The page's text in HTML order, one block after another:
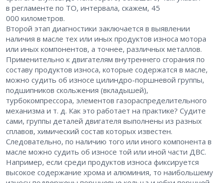
в регламенте по ТО, интервала, скажем, 45
000 километров.
Второй этап диагностики заключается в выявлении
наличия в масле тех или иных продуктов износа мотора
или иных компонентов, а точнее, различных металлов.
Применительно к двигателям внутреннего сгорания по
составу продуктов износа, которые содержатся в масле,
можно судить об износе цилиндро-поршневой группы,
подшипников скольжения (вкладышей),
турбокомпрессора, элементов газораспределительного
механизма и т. д. Как это работает на практике? Судите
сами, группы деталей двигателя выполнены из разных
сплавов, химический состав которых известен.
Следовательно, по наличию того или иного компонента в
масле можно судить об износе той или иной части ДВС.
Например, если среди продуктов износа фиксируется
высокое содержание хрома и алюминия, то наибольшему